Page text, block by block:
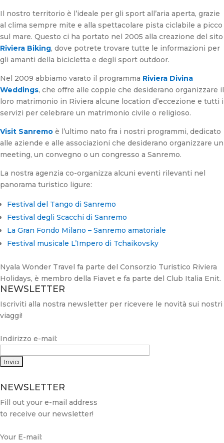
Il nostro territorio è l’ideale per gli sport all’aria aperta, grazie
al clima sempre mite e alla spettacolare pista ciclabile a picco
sul mare. Questo ci ha portato nel 2005 alla creazione del sito
Riviera Biking, dove potrete trovare tutte le informazioni per
gli amanti della bicicletta e degli sport outdoor.
Nel 2009 abbiamo varato il programma Riviera Divina
Weddings, che offre alle coppie che desiderano organizzare il
loro matrimonio in Riviera alcune location d’eccezione e tutti i
servizi per celebrare un matrimonio civile o religioso.
Visit Sanremo è l’ultimo nato fra i nostri programmi, dedicato
alle aziende e alle associazioni che desiderano organizzare un
meeting, un convegno o un congresso a Sanremo.
La nostra agenzia co-organizza alcuni eventi rilevanti nel
panorama turistico ligure:
Festival del Tango di Sanremo
Festival degli Scacchi di Sanremo
La Gran Fondo Milano – Sanremo amatoriale
Festival musicale L’Impero di Tchaikovsky
Nyala Wonder Travel fa parte del Consorzio Turistico Riviera
Holidays, è membro della Fiavet e fa parte del Club Italia Enit.
NEWSLETTER
Iscriviti alla nostra newsletter per ricevere le novità sui nostri
viaggi!
Indirizzo e-mail:
NEWSLETTER
Fill out your e-mail address
to receive our newsletter!
Your E-mail: